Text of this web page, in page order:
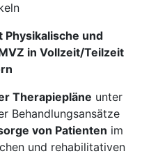
Physikalische und
in Vollzeit/Teilzeit
Therapiepläne unter
Behandlungsansätze
von Patienten im
und rehabilitativen